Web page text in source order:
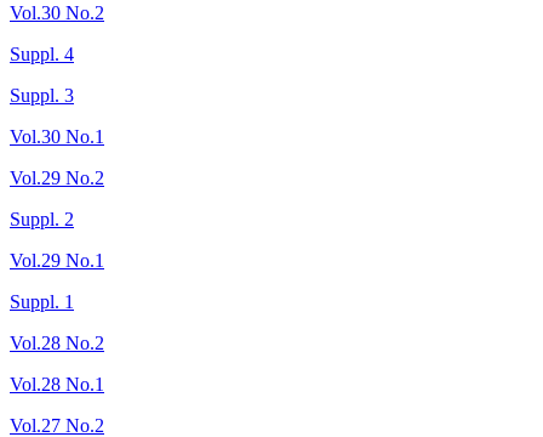
Vol.30 No.2
Suppl. 4
Suppl. 3
Vol.30 No.1
Vol.29 No.2
Suppl. 2
Vol.29 No.1
Suppl. 1
Vol.28 No.2
Vol.28 No.1
Vol.27 No.2